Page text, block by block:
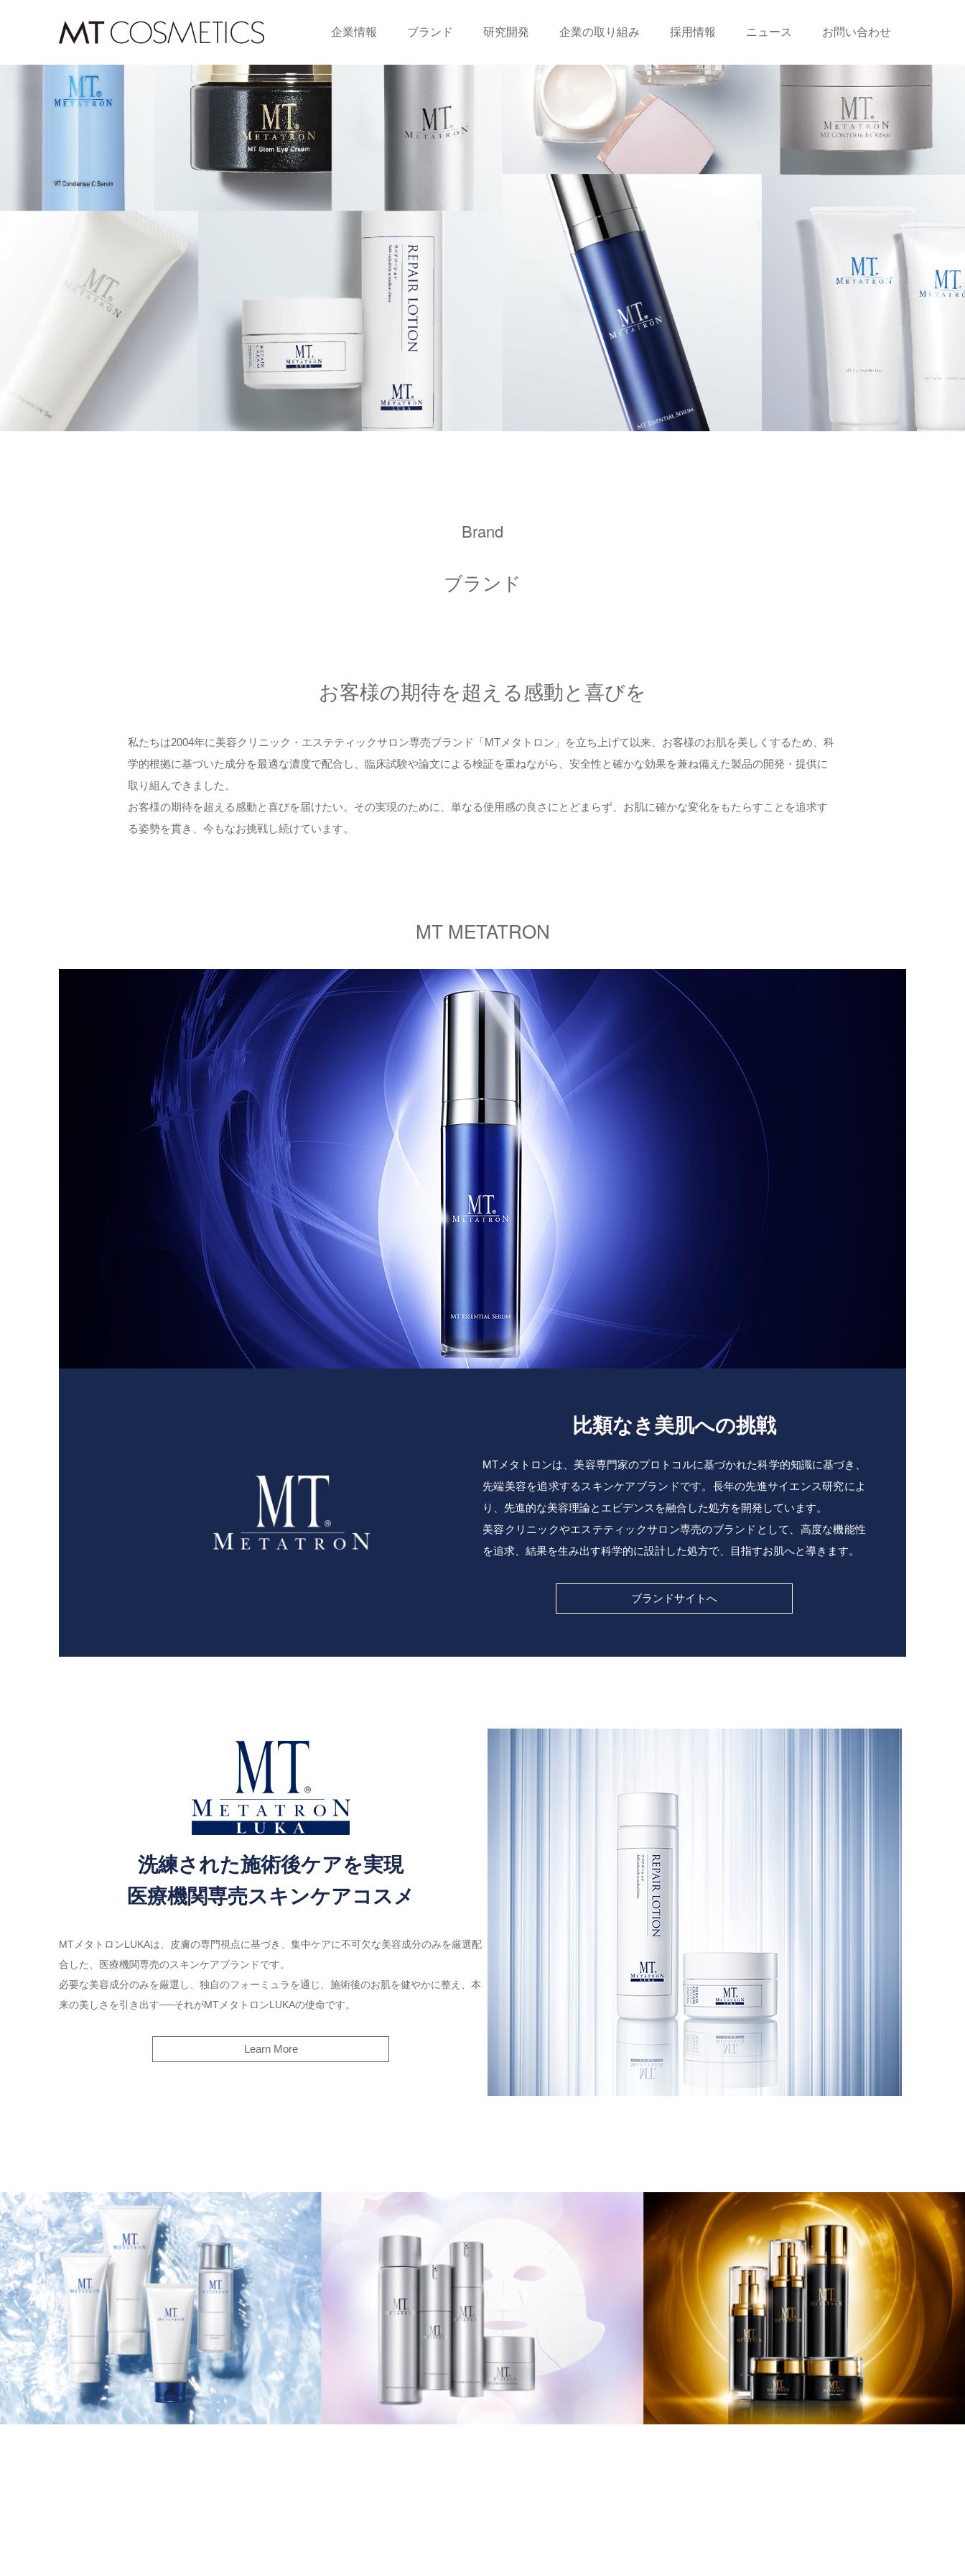
企業情報 ブランド 研究開発 企業の取り組み 採用情報 ニュース お問い合わせ
Brand
ブランド
お客様の期待を超える感動と喜びを
私たちは2004年に美容クリニック・エステティックサロン専売ブランド「MTメタトロン」を立ち上げて以来、お客様のお肌を美しくするため、科
学的根拠に基づいた成分を最適な濃度で配合し、臨床試験や論文による検証を重ねながら、安全性と確かな効果を兼ね備えた製品の開発・提供に
取り組んできました。
お客様の期待を超える感動と喜びを届けたい。その実現のために、単なる使用感の良さにとどまらず、お肌に確かな変化をもたらすことを追求す
る姿勢を貫き、今もなお挑戦し続けています。
MT METATRON
比類なき美肌への挑戦
MTメタトロンは、美容専門家のプロトコルに基づかれた科学的知識に基づき、
先端美容を追求するスキンケアブランドです。長年の先進サイエンス研究によ
り、先進的な美容理論とエビデンスを融合した処方を開発しています。
美容クリニックやエステティックサロン専売のブランドとして、高度な機能性
を追求、結果を生み出す科学的に設計した処方で、目指すお肌へと導きます。
ブランドサイトへ
洗練された施術後ケアを実現
医療機関専売スキンケアコスメ
MTメタトロンLUKAは、皮膚の専門視点に基づき、集中ケアに不可欠な美容成分のみを厳選配
合した、医療機関専売のスキンケアブランドです。
必要な美容成分のみを厳選し、独自のフォーミュラを通じ、施術後のお肌を健やかに整え、本
来の美しさを引き出す──それがMTメタトロンLUKAの使命です。
Learn More